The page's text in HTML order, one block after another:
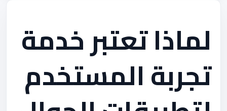
لماذا تعتبر خدمة
تجربة المستخدم